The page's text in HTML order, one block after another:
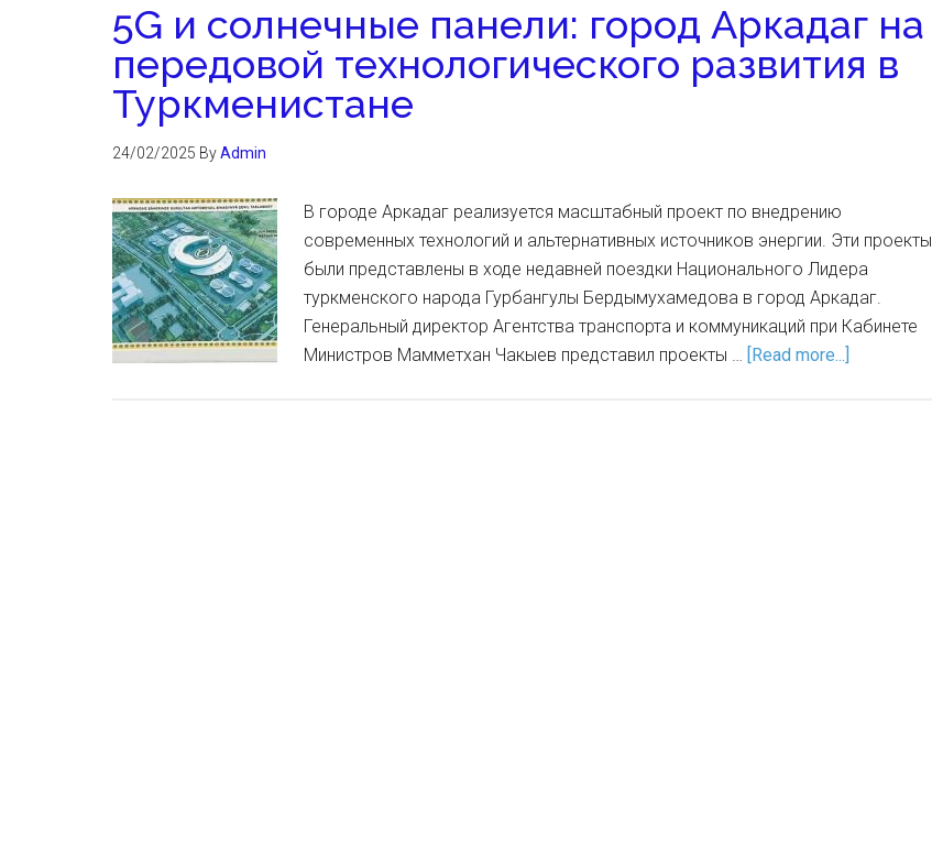
5G и солнечные панели: город Аркадаг на
передовой технологического развития в
Туркменистане
24/02/2025 ByAdmin
В городе Аркадаг реализуется масштабный проект по внедрению
современных технологий и альтернативных источников энергии. Эти проекты
были представлены в ходе недавней поездки Национального Лидера
туркменского народа Гурбангулы Бердымухамедова в город Аркадаг.
Генеральный директор Агентства транспорта и коммуникаций при Кабинете
Министров Мамметхан Чакыев представил проекты … [Read more...]